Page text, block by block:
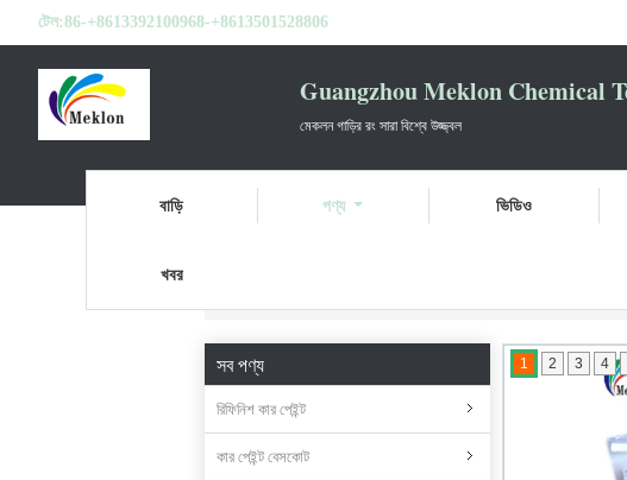
টেল:86-+8613392100968-+8613501528806
Guangzhou Meklon Chemical
মেকলন গাড়ির রং সারা বিশ্বে উজ্জ্বল
বাড়ি পণ্য ভিডিও
খবর
সব পণ্য
রিফিনিশ কার পেইন্ট
কার পেইন্ট বেসকোট
1 2 3 4